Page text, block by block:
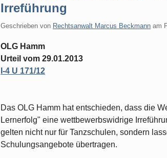
Irreführung
Geschrieben von Rechtsanwalt Marcus Beckmann am
OLG Hamm
Urteil vom 29.01.2013
I-4 U 171/12
Das OLG Hamm hat entschieden, dass die
Lernerfolg" eine wettbewerbswidrige
gelten nicht nur für Tanzschulen, sondern
Schulungsangebote übertragen.